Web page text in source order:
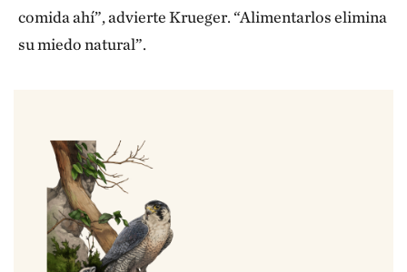
comida ahí”, advierte Krueger. “Alimentarlos elimina
su miedo natural”.